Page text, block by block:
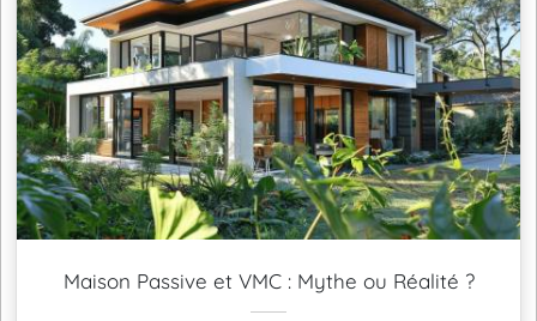
Maison Passive et VMC : Mythe ou Réalité ?